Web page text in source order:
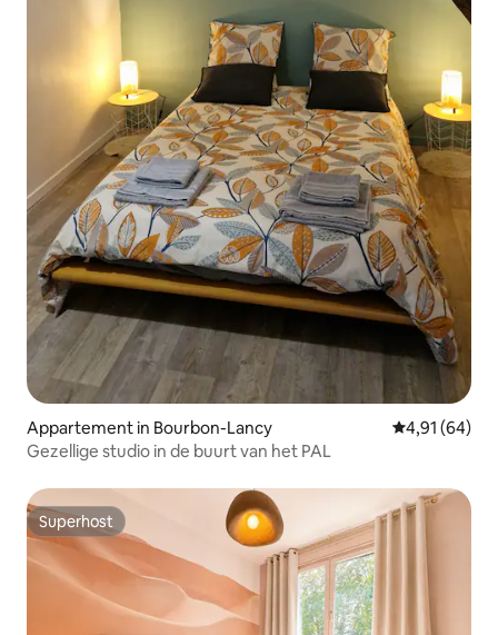
Appartement in Bourbon-Lancy Gemiddelde
4,91 (64)
Gezellige studio in de buurt van het PAL
Superhost
Superhost